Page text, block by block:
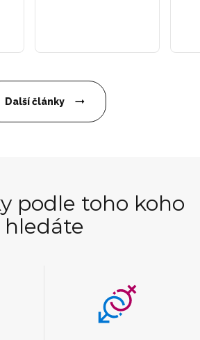
Další články
podle toho koho
hledáte